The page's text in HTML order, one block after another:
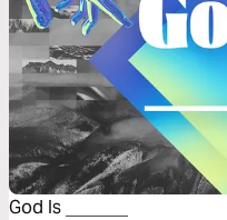
God Is _______